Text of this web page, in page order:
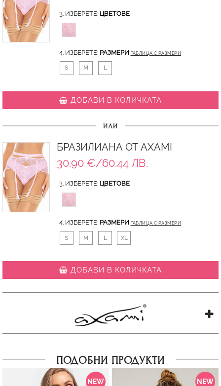
3. ИЗБЕРЕТЕ: ЦВЕТОВЕ
4. ИЗБЕРЕТЕ: РАЗМЕРИ ТАБЛИЦА С РАЗМЕРИ
S M L
ДОБАВИ В КОЛИЧКАТА
ИЛИ
БРАЗИЛИАНА ОТ AXAMI
30.90 €/60.44 ЛВ.
3. ИЗБЕРЕТЕ: ЦВЕТОВЕ
4. ИЗБЕРЕТЕ: РАЗМЕРИ ТАБЛИЦА С РАЗМЕРИ
S M L XL
ДОБАВИ В КОЛИЧКАТА
ПОДОБНИ ПРОДУКТИ
NEW NEW